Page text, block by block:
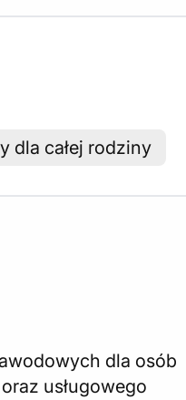
dla całej rodziny
dla osób
usługowego